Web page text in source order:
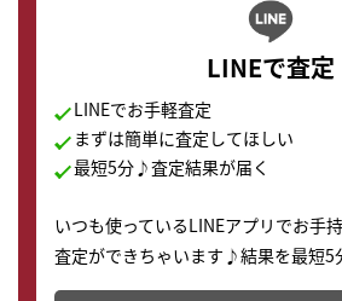
LINEで査定
LINEでお手軽査定
まずは簡単に査定してほしい
最短5分♪査定結果が届く
いつも使っているLINEアプリでお手
査定ができちゃいます♪結果を最短5
どこからでもすぐに査定金額を知る